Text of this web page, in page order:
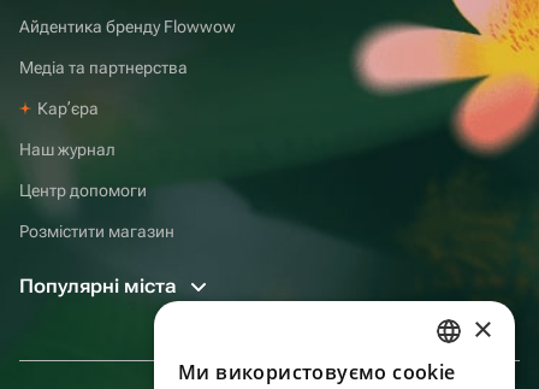
Айдентика бренду Flowwow
Медіа та партнерства
Карʼєра
Наш журнал
Центр допомоги
Розмістити магазин
Популярні міста
RUSSIAN
×
Ми використовуємо cookie